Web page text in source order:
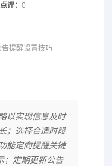
点评：0
告提醒设置技巧
以实现信息及时
；选择合适时段
能定向提醒关键
；定期更新公告